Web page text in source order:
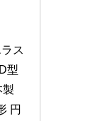
ス
型
製
円